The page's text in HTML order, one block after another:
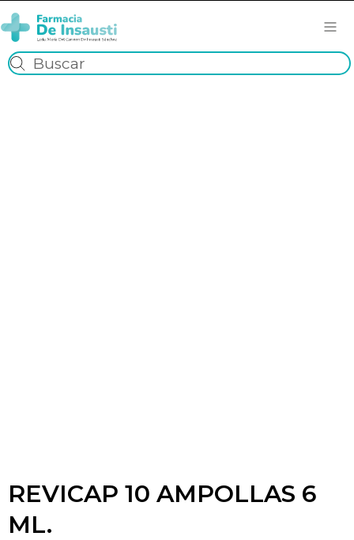
REVICAP 10 AMPOLLAS 6
ML.